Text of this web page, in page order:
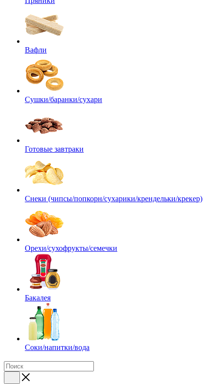
Вафли
Сушки/баранки/сухари
Готовые завтраки
Снеки (чипсы/попкорн/сухарики/крендельки/крекер)
Орехи/сухофрукты/семечки
Бакалея
Соки/напитки/вода